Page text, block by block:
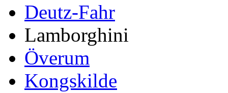
Deutz-Fahr
Lamborghini
Överum
Kongskilde